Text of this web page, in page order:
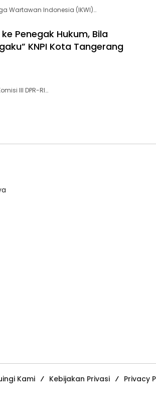
Wartawan Indonesia (IKWI)…
Penegak Hukum, Bila
KNPI Kota Tangerang
III DPR-RI…
Kami Kebijakan Privasi Privacy